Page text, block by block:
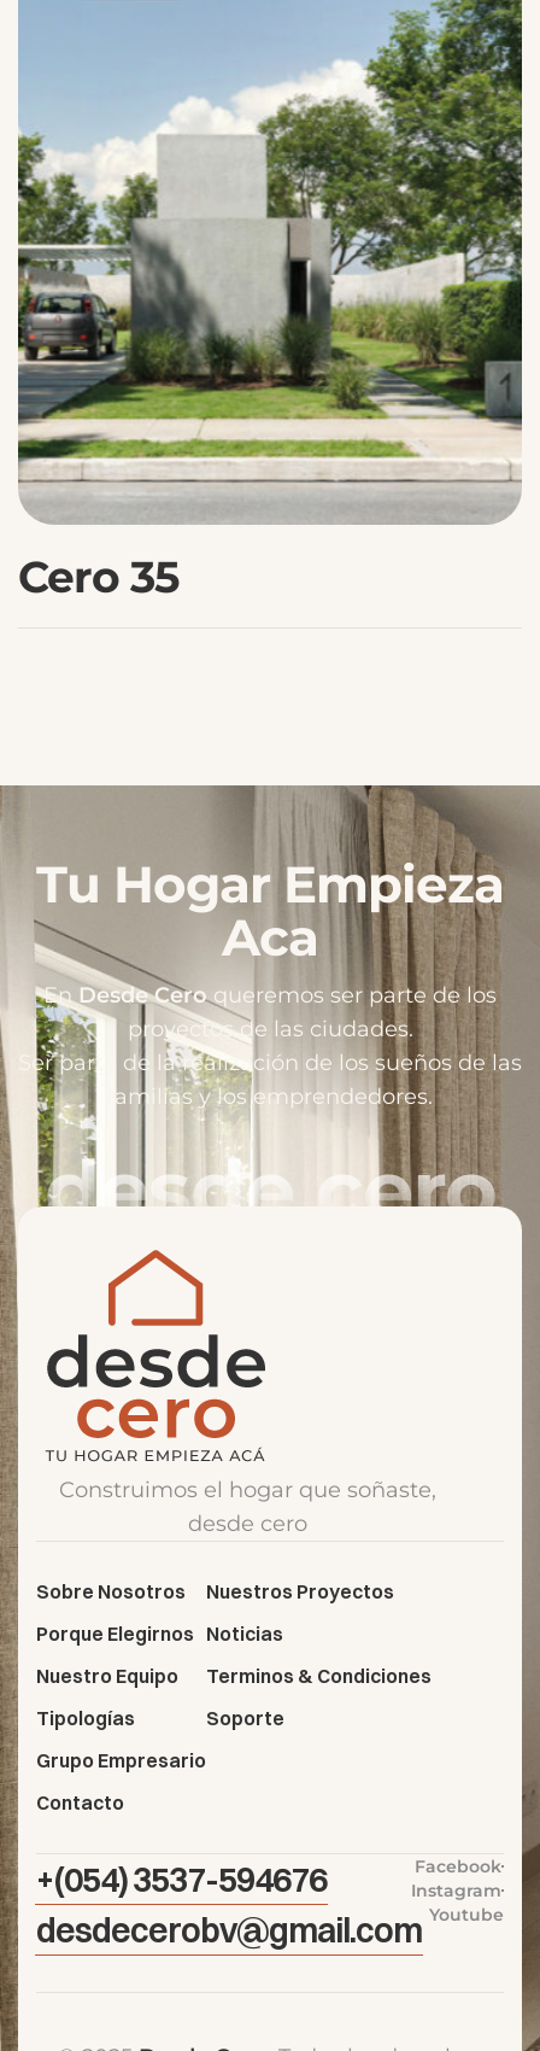
Cero 35
Tu Hogar Empieza
Aca
En Desde Ceroqueremos ser parte de los
proyectos de las ciudades.
Ser parte de la realización de los sueños de las
familias y los emprendedores.
desde cero
Construimos el hogar que soñaste,
desde cero
Sobre Nosotros
Porque Elegirnos
Nuestro Equipo
Tipologías
Grupo Empresario
Contacto
Nuestros Proyectos
Noticias
Terminos & Condiciones
Soporte
+(054) 3537-594676
desdecerobv@gmail.com
Facebook
Instagram
Youtube